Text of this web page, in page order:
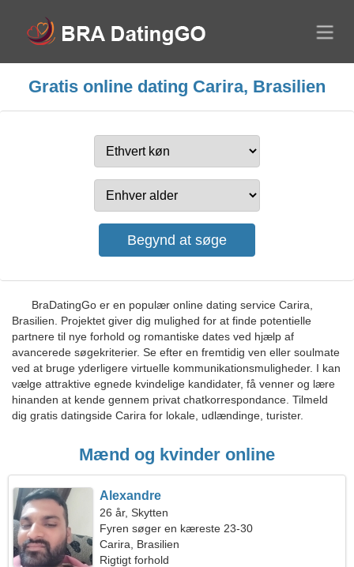
Gratis online dating Carira, Brasilien
BraDatingGo er en populær online dating service Carira,
Brasilien. Projektet giver dig mulighed for at finde potentielle
partnere til nye forhold og romantiske dates ved hjælp af
avancerede søgekriterier. Se efter en fremtidig ven eller soulmate
ved at bruge yderligere virtuelle kommunikationsmuligheder. I kan
vælge attraktive egnede kvindelige kandidater, få venner og lære
hinanden at kende gennem privat chatkorrespondance. Tilmeld
dig gratis datingside Carira for lokale, udlændinge, turister.
Mænd og kvinder online
Alexandre
26 år, Skytten
Fyren søger en kæreste 23-30
Carira, Brasilien
Rigtigt forhold